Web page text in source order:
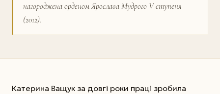
нагороджена орденом Ярослава Мудрого V ступеня
(2012).
Катерина Ващук за довгі роки праці зробила